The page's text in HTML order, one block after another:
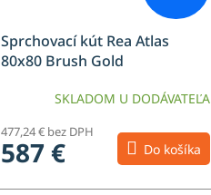
Sprchovací kút Rea Atlas
80x80 Brush Gold
SKLADOM U DODÁVATEĽA
477,24 € bez DPH
587 € Do košíka